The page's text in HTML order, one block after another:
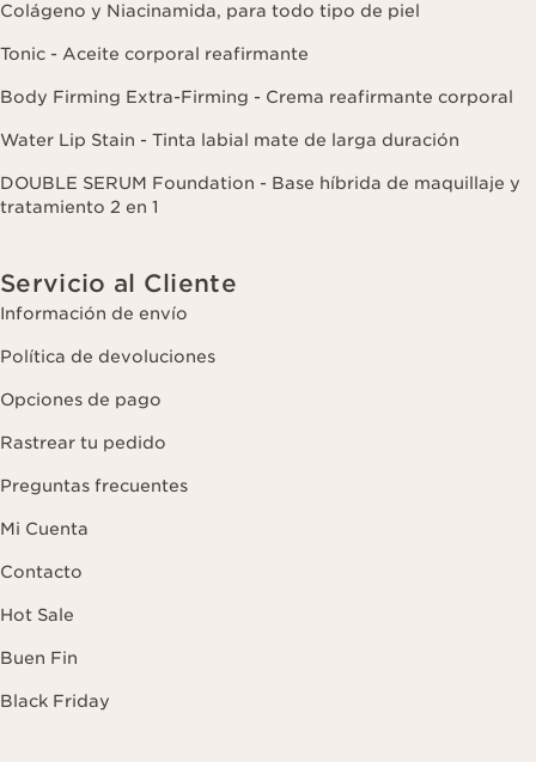
Colágeno y Niacinamida, para todo tipo de piel
Tonic - Aceite corporal reafirmante
Body Firming Extra-Firming - Crema reafirmante corporal
Water Lip Stain - Tinta labial mate de larga duración
DOUBLE SERUM Foundation - Base híbrida de maquillaje y
tratamiento 2 en 1
Servicio al Cliente
Información de envío
Política de devoluciones
Opciones de pago
Rastrear tu pedido
Preguntas frecuentes
Mi Cuenta
Contacto
Hot Sale
Buen Fin
Black Friday